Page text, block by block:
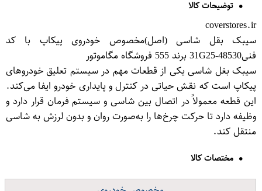
توضیحات کالا
coverstores.ir
سیبک بقل شاسی (اصل)مخصوص خودروی پیکاپ با کد
فنی48530-31G25 برند 555 فروشگاه مگاموتور
سیبک بغل شاسی یکی از قطعات مهم در سیستم تعلیق خودروهای
پیکاپ است که نقش حیاتی در کنترل و پایداری خودرو ایفا می‌کند.
این قطعه معمولاً در اتصال بین شاسی و سیستم فرمان قرار دارد و
وظیفه دارد تا حرکت چرخ‌ها را به‌صورت روان و بدون لرزش به شاسی
منتقل کند.
مختصات کالا